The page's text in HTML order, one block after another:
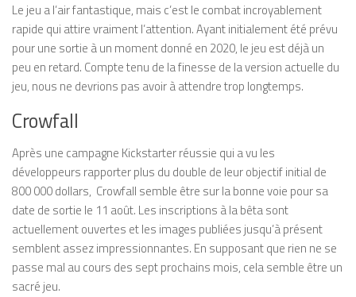
Le jeu a l’air fantastique, mais c’est le combat incroyablement
rapide qui attire vraiment l’attention. Ayant initialement été prévu
pour une sortie à un moment donné en 2020, le jeu est déjà un
peu en retard. Compte tenu de la finesse de la version actuelle du
jeu, nous ne devrions pas avoir à attendre trop longtemps.
Crowfall
Après une campagne Kickstarter réussie qui a vu les
développeurs rapporter plus du double de leur objectif initial de
800 000 dollars, Crowfall semble être sur la bonne voie pour sa
date de sortie le 11 août. Les inscriptions à la bêta sont
actuellement ouvertes et les images publiées jusqu’à présent
semblent assez impressionnantes. En supposant que rien ne se
passe mal au cours des sept prochains mois, cela semble être un
sacré jeu.